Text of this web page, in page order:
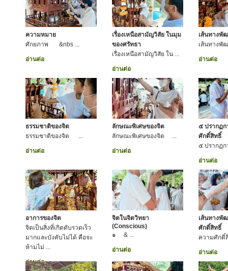
ความหมาย
ศักยภาพ &nbs ...
อ่านต่อ
เรื่องเหนือสามัญวิสัย ในมุม
ของศรัทธา
เรื่องเหนือสามัญวิสัย ใน ...
อ่านต่อ
เส้นทางพั
เส้นทาง
อ่านต่อ
ธรรมชาติของจิต
ธรรมชาติของจิต ...
อ่านต่อ
ลักษณะพิเศษของจิต
ลักษณะพิเศษของจิต ...
อ่านต่อ
๕ ปรากฏ
ศักดิ์สิทธิ์
๕ ปรากฏก
อ่านต่อ
อาการของจิต
จิตเป็นสิ่งที่เกิดดับรวดเร็ว
มากและบังคับไม่ได้ คือจะ
ห้ามไม่ ...
อ่านต่อ
จิตในจิตวิทยา
(Conscious)
๑ & ...
อ่านต่อ
เส้นทางพั
ศักดิ์สิทธิ์
ความศักดิ์
อ่านต่อ